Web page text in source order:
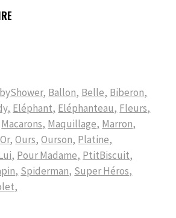
Ballon Belle Biberon
Eléphant Eléphanteau Fleurs
Macarons Maquillage Marron
Or Ours Ourson Platine
Pour Madame PtitBiscuit
Spiderman Super Héros